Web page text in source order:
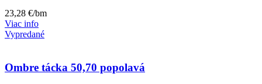
23,28 €/bm
Viac info
Vypredané
Ombre tácka 50,70 popolavá